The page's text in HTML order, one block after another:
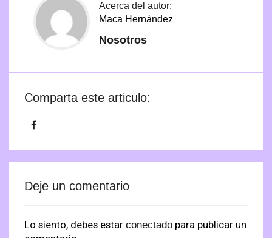
Acerca del autor:
Maca Hernández
Nosotros
Comparta este articulo:
Deje un comentario
Lo siento, debes estar conectado para publicar un